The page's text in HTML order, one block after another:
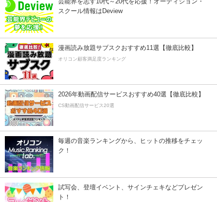
スクール情報はDeview
漫画読み放題サブスクおすすめ11選【徹底比較】
オリコン顧客満足度ランキング
2026年動画配信サービスおすすめ40選【徹底比較】
CS動画配信サービス20選
毎週の音楽ランキングから、ヒットの推移をチェッ
ク！
試写会、登壇イベント、サインチェキなどプレゼン
ト！